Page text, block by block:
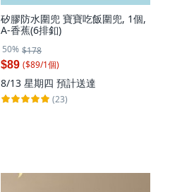
矽膠防水圍兜 寶寶吃飯圍兜, 1個,
A-香蕉(6排釦)
50% $178
$89 ($89/1個)
8/13 星期四 預計送達
(23)